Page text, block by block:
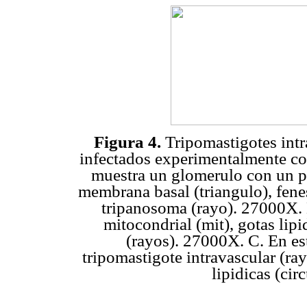
Figura 4. Tripomastigotes
infectados experimentalmente
muestra un glomerulo con un
membrana basal (triangulo),
tripanosoma (rayo).
mitocondrial (mit), gotas
(rayos). 27000X. C. En
tripomastigote intravascular
lipidicas